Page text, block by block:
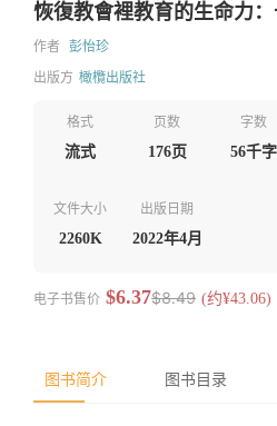
恢復教會裡教育的生命力
作者 彭怡珍
出版方 橄欖出版社
格式
流式
页数
176页
字数
56千字
文件大小
2260K
出版日期
2022年4月
电子书售价 $6.37$8.49 (约¥43.06)
图书简介 图书目录